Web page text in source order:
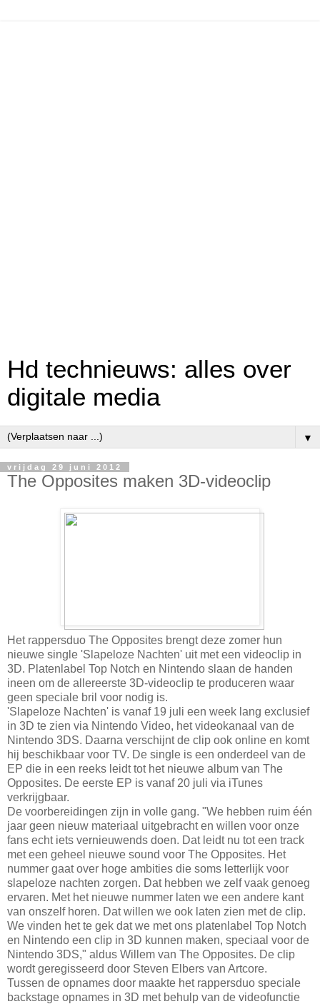
Hd technieuws: alles over
digitale media
▼
vrijdag 29 juni 2012
The Opposites maken 3D-videoclip
Het rappersduo The Opposites brengt deze zomer hun
nieuwe single 'Slapeloze Nachten' uit met een videoclip in
3D. Platenlabel Top Notch en Nintendo slaan de handen
ineen om de allereerste 3D-videoclip te produceren waar
geen speciale bril voor nodig is.
'Slapeloze Nachten' is vanaf 19 juli een week lang exclusief
in 3D te zien via Nintendo Video, het videokanaal van de
Nintendo 3DS. Daarna verschijnt de clip ook online en komt
hij beschikbaar voor TV. De single is een onderdeel van de
EP die in een reeks leidt tot het nieuwe album van The
Opposites. De eerste EP is vanaf 20 juli via iTunes
verkrijgbaar.
De voorbereidingen zijn in volle gang. "We hebben ruim één
jaar geen nieuw materiaal uitgebracht en willen voor onze
fans echt iets vernieuwends doen. Dat leidt nu tot een track
met een geheel nieuwe sound voor The Opposites. Het
nummer gaat over hoge ambities die soms letterlijk voor
slapeloze nachten zorgen. Dat hebben we zelf vaak genoeg
ervaren. Met het nieuwe nummer laten we een andere kant
van onszelf horen. Dat willen we ook laten zien met de clip.
We vinden het te gek dat we met ons platenlabel Top Notch
en Nintendo een clip in 3D kunnen maken, speciaal voor de
Nintendo 3DS," aldus Willem van The Opposites. De clip
wordt geregisseerd door Steven Elbers van Artcore.
Tussen de opnames door maakte het rappersduo speciale
backstage opnames in 3D met behulp van de videofunctie